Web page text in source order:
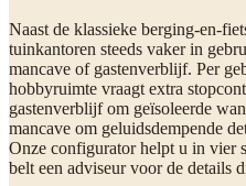
Naast de klassieke berging-en-
tuinkantoren steeds vaker in
mancave of gastenverblijf. Per
hobbyruimte vraagt extra
gastenverblijf om geïsoleerde
mancave om geluidsdempende
Onze configurator helpt u in vier
belt een adviseur voor de details